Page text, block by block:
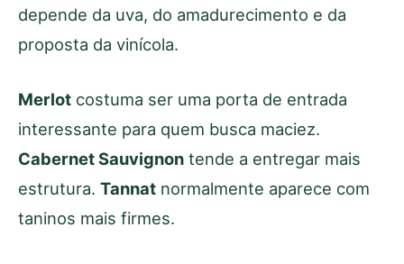
depende da uva, do amadurecimento e da
proposta da vinícola.
Merlot costuma ser uma porta de entrada
interessante para quem busca maciez.
Cabernet Sauvignon tende a entregar mais
estrutura. Tannat normalmente aparece com
taninos mais firmes.